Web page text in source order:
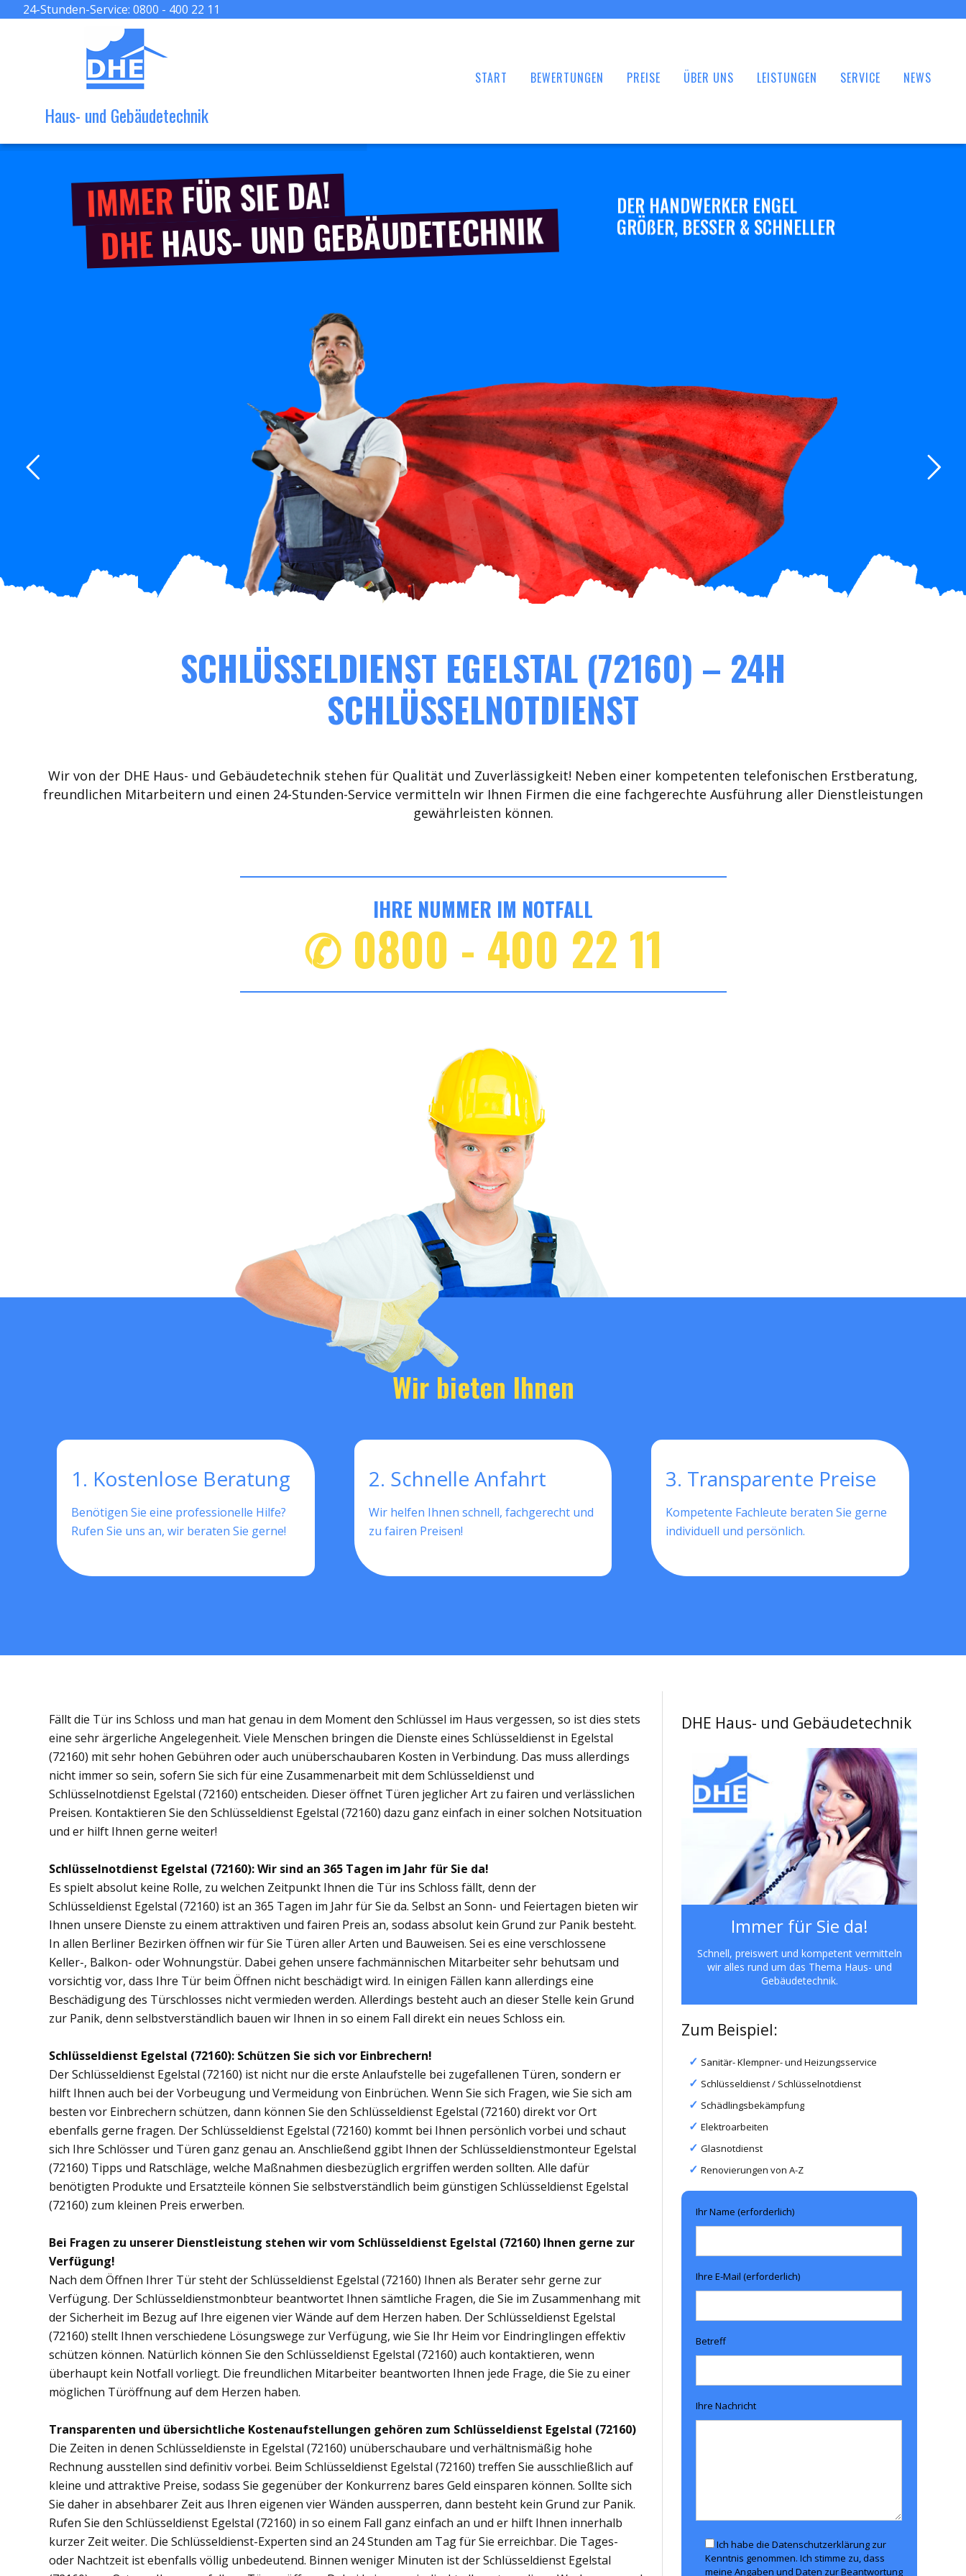
24-Stunden-Service: 0800 - 400 22 11
Haus- und Gebäudetechnik
START BEWERTUNGEN PREISE ÜBER UNS LEISTUNGEN SERVICE NEWS
IMMERFÜR SIE DA!
DHEHAUS- UND GEBÄUDETECHNIK
DER HANDWERKER ENGEL
GRÖßER, BESSER & SCHNELLER
SCHLÜSSELDIENST EGELSTAL (72160) – 24H
SCHLÜSSELNOTDIENST
Wir von der DHE Haus- und Gebäudetechnik stehen für Qualität und Zuverlässigkeit! Neben einer kompetenten telefonischen Erstberatung,
freundlichen Mitarbeitern und einen 24-Stunden-Service vermitteln wir Ihnen Firmen die eine fachgerechte Ausführung aller Dienstleistungen
gewährleisten können.
IHRE NUMMER IM NOTFALL
✆ 0800 - 400 22 11
Wir bieten Ihnen
1. Kostenlose Beratung
Benötigen Sie eine professionelle Hilfe?
Rufen Sie uns an, wir beraten Sie gerne!
2. Schnelle Anfahrt
Wir helfen Ihnen schnell, fachgerecht und
zu fairen Preisen!
3. Transparente Preise
Kompetente Fachleute beraten Sie gerne
individuell und persönlich.
DHE Haus- und Gebäudetechnik
Immer für Sie da!
Schnell, preiswert und kompetent vermitteln
wir alles rund um das Thema Haus- und
Gebäudetechnik.
Zum Beispiel:
Sanitär- Klempner- und Heizungsservice
Schlüsseldienst / Schlüsselnotdienst
Schädlingsbekämpfung
Elektroarbeiten
Glasnotdienst
Renovierungen von A-Z
Ihr Name (erforderlich)
Ihre E-Mail (erforderlich)
Betreff
Ihre Nachricht
Ich habe die Datenschutzerklärung zur
Kenntnis genommen. Ich stimme zu, dass
meine Angaben und Daten zur Beantwortung
Fällt die Tür ins Schloss und man hat genau in dem Moment den Schlüssel im Haus vergessen, so ist dies stets
eine sehr ärgerliche Angelegenheit. Viele Menschen bringen die Dienste eines Schlüsseldienst in Egelstal
(72160) mit sehr hohen Gebühren oder auch unüberschaubaren Kosten in Verbindung. Das muss allerdings
nicht immer so sein, sofern Sie sich für eine Zusammenarbeit mit dem Schlüsseldienst und
Schlüsselnotdienst Egelstal (72160) entscheiden. Dieser öffnet Türen jeglicher Art zu fairen und verlässlichen
Preisen. Kontaktieren Sie den Schlüsseldienst Egelstal (72160) dazu ganz einfach in einer solchen Notsituation
und er hilft Ihnen gerne weiter!
Schlüsselnotdienst Egelstal (72160): Wir sind an 365 Tagen im Jahr für Sie da!
Es spielt absolut keine Rolle, zu welchen Zeitpunkt Ihnen die Tür ins Schloss fällt, denn der
Schlüsseldienst Egelstal (72160) ist an 365 Tagen im Jahr für Sie da. Selbst an Sonn- und Feiertagen bieten wir
Ihnen unsere Dienste zu einem attraktiven und fairen Preis an, sodass absolut kein Grund zur Panik besteht.
In allen Berliner Bezirken öffnen wir für Sie Türen aller Arten und Bauweisen. Sei es eine verschlossene
Keller-, Balkon- oder Wohnungstür. Dabei gehen unsere fachmännischen Mitarbeiter sehr behutsam und
vorsichtig vor, dass Ihre Tür beim Öffnen nicht beschädigt wird. In einigen Fällen kann allerdings eine
Beschädigung des Türschlosses nicht vermieden werden. Allerdings besteht auch an dieser Stelle kein Grund
zur Panik, denn selbstverständlich bauen wir Ihnen in so einem Fall direkt ein neues Schloss ein.
Schlüsseldienst Egelstal (72160): Schützen Sie sich vor Einbrechern!
Der Schlüsseldienst Egelstal (72160) ist nicht nur die erste Anlaufstelle bei zugefallenen Türen, sondern er
hilft Ihnen auch bei der Vorbeugung und Vermeidung von Einbrüchen. Wenn Sie sich Fragen, wie Sie sich am
besten vor Einbrechern schützen, dann können Sie den Schlüsseldienst Egelstal (72160) direkt vor Ort
ebenfalls gerne fragen. Der Schlüsseldienst Egelstal (72160) kommt bei Ihnen persönlich vorbei und schaut
sich Ihre Schlösser und Türen ganz genau an. Anschließend ggibt Ihnen der Schlüsseldienstmonteur Egelstal
(72160) Tipps und Ratschläge, welche Maßnahmen diesbezüglich ergriffen werden sollten. Alle dafür
benötigten Produkte und Ersatzteile können Sie selbstverständlich beim günstigen Schlüsseldienst Egelstal
(72160) zum kleinen Preis erwerben.
Bei Fragen zu unserer Dienstleistung stehen wir vom Schlüsseldienst Egelstal (72160) Ihnen gerne zur
Verfügung!
Nach dem Öffnen Ihrer Tür steht der Schlüsseldienst Egelstal (72160) Ihnen als Berater sehr gerne zur
Verfügung. Der Schlüsseldienstmonbteur beantwortet Ihnen sämtliche Fragen, die Sie im Zusammenhang mit
der Sicherheit im Bezug auf Ihre eigenen vier Wände auf dem Herzen haben. Der Schlüsseldienst Egelstal
(72160) stellt Ihnen verschiedene Lösungswege zur Verfügung, wie Sie Ihr Heim vor Eindringlingen effektiv
schützen können. Natürlich können Sie den Schlüsseldienst Egelstal (72160) auch kontaktieren, wenn
überhaupt kein Notfall vorliegt. Die freundlichen Mitarbeiter beantworten Ihnen jede Frage, die Sie zu einer
möglichen Türöffnung auf dem Herzen haben.
Transparenten und übersichtliche Kostenaufstellungen gehören zum Schlüsseldienst Egelstal (72160)
Die Zeiten in denen Schlüsseldienste in Egelstal (72160) unüberschaubare und verhältnismäßig hohe
Rechnung ausstellen sind definitiv vorbei. Beim Schlüsseldienst Egelstal (72160) treffen Sie ausschließlich auf
kleine und attraktive Preise, sodass Sie gegenüber der Konkurrenz bares Geld einsparen können. Sollte sich
Sie daher in absehbarer Zeit aus Ihren eigenen vier Wänden aussperren, dann besteht kein Grund zur Panik.
Rufen Sie den Schlüsseldienst Egelstal (72160) in so einem Fall ganz einfach an und er hilft Ihnen innerhalb
kurzer Zeit weiter. Die Schlüsseldienst-Experten sind an 24 Stunden am Tag für Sie erreichbar. Die Tages-
oder Nachtzeit ist ebenfalls völlig unbedeutend. Binnen weniger Minuten ist der Schlüsseldienst Egelstal